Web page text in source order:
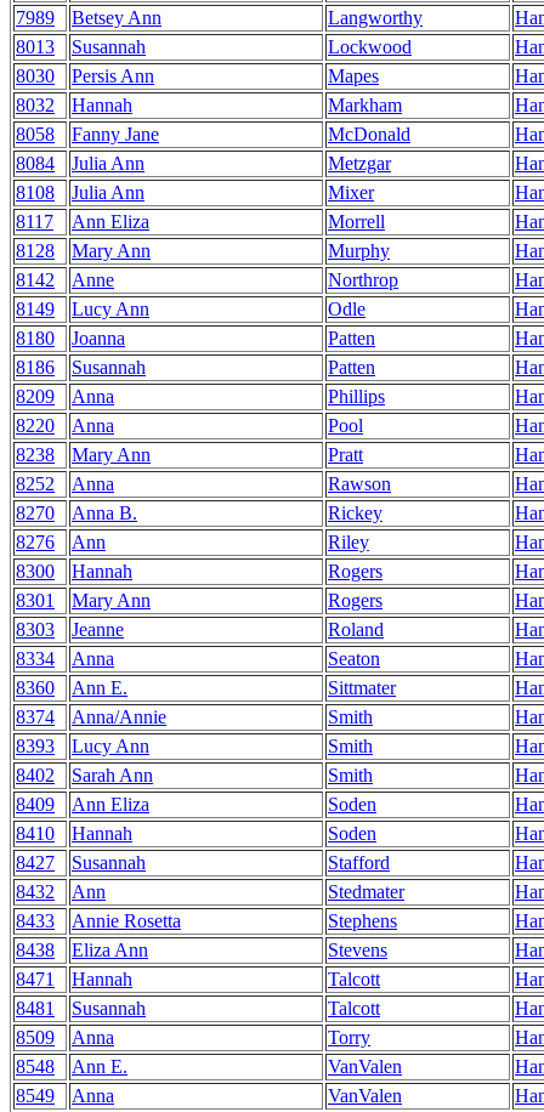
7989
Betsey Ann Langworthy
8013
Susannah Lockwood
8030
Persis Ann Mapes
8032
Hannah Markham
8058
Fanny Jane McDonald
8084
Julia Ann Metzgar
8108
Julia Ann Mixer
8117
Ann Eliza Morrell
8128
Mary Ann Murphy
8142
Anne Northrop
8149
Lucy Ann Odle
8180
Joanna Patten
8186
Susannah Patten
8209
Anna Phillips
8220
Anna Pool
8238
Mary Ann Pratt
8252
Anna Rawson
8270
Anna B. Rickey
8276
Ann Riley
8300
Hannah Rogers
8301
Mary Ann Rogers
8303
Jeanne Roland
8334
Anna Seaton
8360
Ann E. Sittmater
8374
Anna/Annie Smith
8393
Lucy Ann Smith
8402
Sarah Ann Smith
8409
Ann Eliza Soden
8410
Hannah Soden
8427
Susannah Stafford
8432
Ann Stedmater
8433
Annie Rosetta Stephens
8438
Eliza Ann Stevens
8471
Hannah Talcott
8481
Susannah Talcott
8509
Anna Torry
8548
Ann E. VanValen
8549
Anna VanValen